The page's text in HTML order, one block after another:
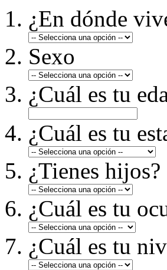
¿En dónde
Sexo
¿Cuál es tu
¿Cuál es tu
¿Tienes hijos?
¿Cuál es tu
¿Cuál es tu